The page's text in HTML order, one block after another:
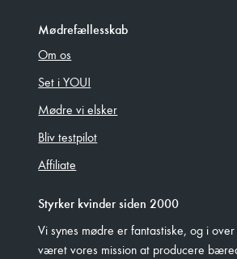
Mødrefællesskab
Om os
Set i YOU!
Mødre vi elsker
Bliv testpilot
Affiliate
Styrker kvinder siden 2000
Vi synes mødre er fantastiske, og i
været vores mission at producere